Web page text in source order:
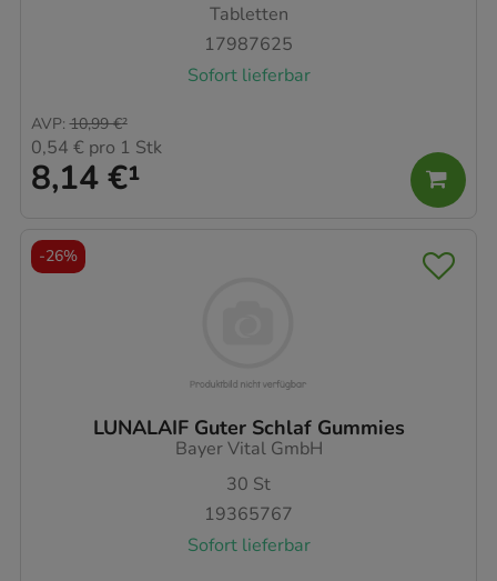
Tabletten
17987625
Sofort lieferbar
8,14 €¹
AVP: 10,99 €²
0,54 € pro 1 Stk
LUNALAIF Guter Schlaf Gummies
Bayer Vital GmbH
30 St
19365767
Sofort lieferbar
-26%